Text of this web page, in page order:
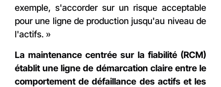
exemple, s'accorder sur un risque acceptable
pour une ligne de production jusqu'au niveau de
l'actifs. »
La maintenance centrée sur la fiabilité (RCM)
établit une ligne de démarcation claire entre le
comportement de défaillance des actifs et les